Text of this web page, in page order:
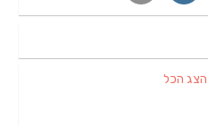
הצג הכל